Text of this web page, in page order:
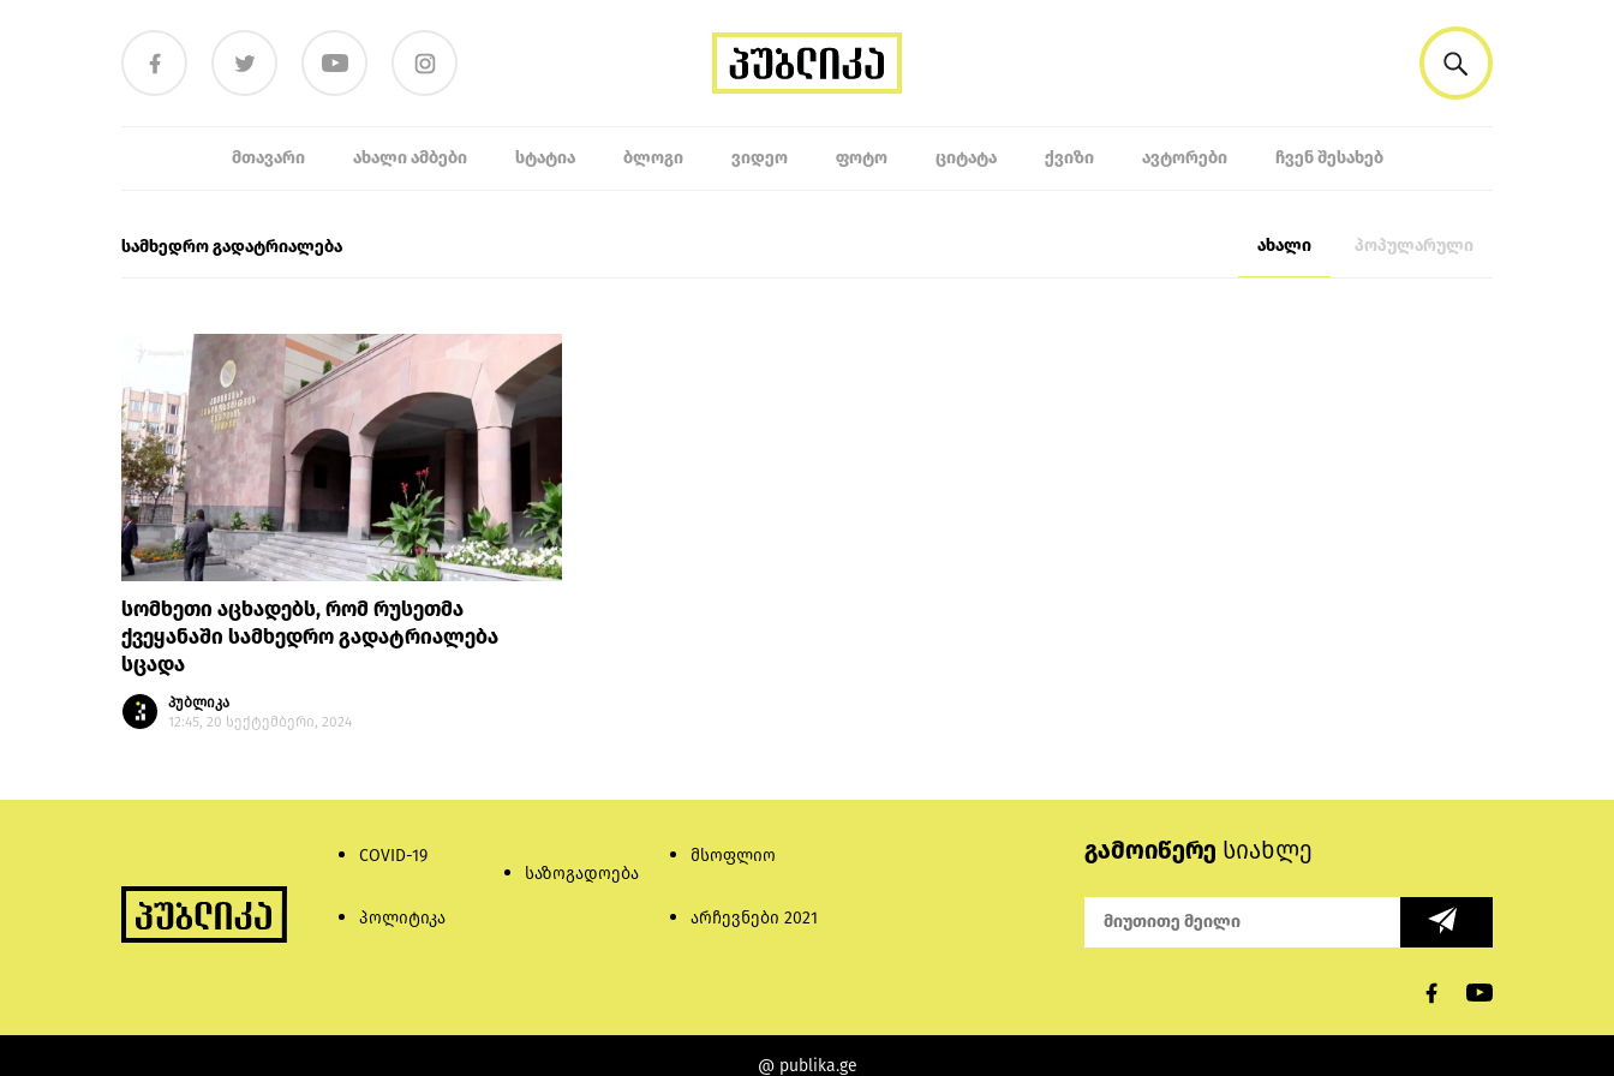
ᲛᲗᲐᲕᲐᲠᲘ ᲐᲮᲐᲚᲘ ᲐᲛᲑᲔᲑᲘ ᲡᲢᲐᲢᲘᲐ ᲑᲚᲝᲒᲘ ᲕᲘᲓᲔᲝ ᲤᲝᲢᲝ ᲪᲘᲢᲐᲢᲐ ᲥᲕᲘᲖᲘ ᲐᲕᲢᲝᲠᲔᲑᲘ ᲩᲕᲔᲜ ᲨᲔᲡᲐᲮᲔᲑ
სამხედრო გადატრიალება ახალი პოპულარული
სომხეთი აცხადებს, რომ რუსეთმა
ქვეყანაში სამხედრო გადატრიალება
სცადა
პუბლიკა
12:45, 20 სექტემბერი, 2024
COVID-19
პოლიტიკა
საზოგადოება
მსოფლიო
არჩევნები 2021
გამოიწერე სიახლე
@ publika.ge